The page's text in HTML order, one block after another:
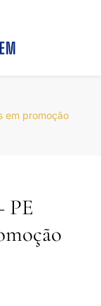
em promoção
PE